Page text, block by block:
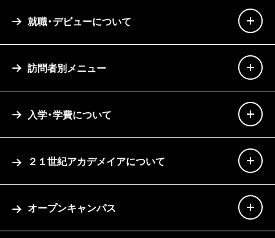
就職・デビューについて
訪問者別メニュー
入学・学費について
２１世紀アカデメイアについて
オープンキャンパス